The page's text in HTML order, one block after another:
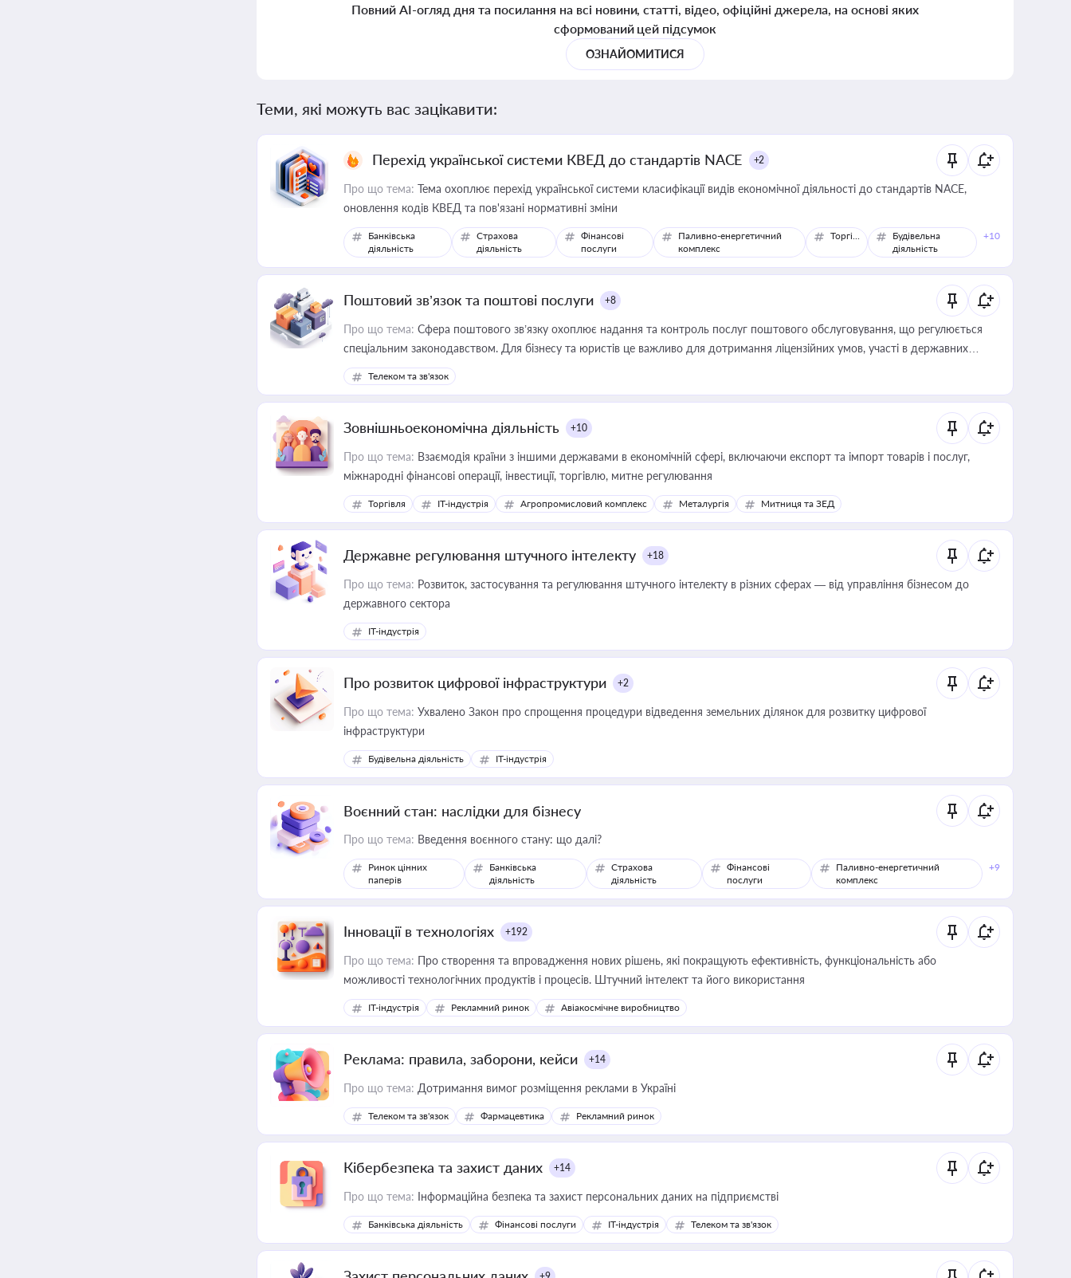
Повний AI-огляд дня та посилання на всі новини, статті, відео, офіційні джерела, на основі яких
сформований цей підсумок
ОЗНАЙОМИТИСЯ
Теми, які можуть вас зацікавити:
Перехід української системи КВЕД до стандартів NACE +2
Про що тема: Тема охоплює перехід української системи класифікації видів економічної діяльності до стандартів NACE,
оновлення кодів КВЕД та пов'язані нормативні зміни
Банківська
діяльність
Страхова
діяльність
Фінансові
послуги
Паливно-енергетичний
комплекс
Торгівля
Будівельна
діяльність
+10
Поштовий зв’язок та поштові послуги +8
Про що тема: Сфера поштового зв’язку охоплює надання та контроль послуг поштового обслуговування, що регулюється
спеціальним законодавством. Для бізнесу та юристів це важливо для дотримання ліцензійних умов, участі в державних
реєстрах і забезпечення прав споживачів.
Телеком та зв'язок
Зовнішньоекономічна діяльність +10
Про що тема: Взаємодія країни з іншими державами в економічній сфері, включаючи експорт та імпорт товарів і послуг,
міжнародні фінансові операції, інвестиції, торгівлю, митне регулювання
Торгівля IT-індустрія Агропромисловий комплекс Металургія Митниця та ЗЕД
Державне регулювання штучного інтелекту +18
Про що тема: Розвиток, застосування та регулювання штучного інтелекту в різних сферах — від управління бізнесом до
державного сектора
IT-індустрія
Про розвиток цифрової інфраструктури +2
Про що тема: Ухвалено Закон про спрощення процедури відведення земельних ділянок для розвитку цифрової
інфраструктури
Будівельна діяльність IT-індустрія
Воєнний стан: наслідки для бізнесу
Про що тема: Введення воєнного стану: що далі?
Ринок цінних
паперів
Банківська
діяльність
Страхова
діяльність
Фінансові
послуги
Паливно-енергетичний
комплекс
+9
Інновації в технологіях +192
Про що тема: Про створення та впровадження нових рішень, які покращують ефективність, функціональність або
можливості технологічних продуктів і процесів. Штучний інтелект та його використання
IT-індустрія Рекламний ринок Авіакосмічне виробництво
Реклама: правила, заборони, кейси +14
Про що тема: Дотримання вимог розміщення реклами в Україні
Телеком та зв'язок Фармацевтика Рекламний ринок
Кібербезпека та захист даних +14
Про що тема: Інформаційна безпека та захист персональних даних на підприємстві
Банківська діяльність Фінансові послуги IT-індустрія Телеком та зв'язок